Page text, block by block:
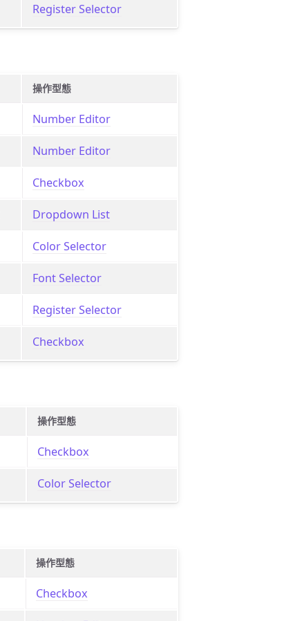
Register Selector
操作型態
Number Editor
Number Editor
Checkbox
Dropdown List
Color Selector
Font Selector
Register Selector
Checkbox
操作型態
Checkbox
Color Selector
操作型態
Checkbox